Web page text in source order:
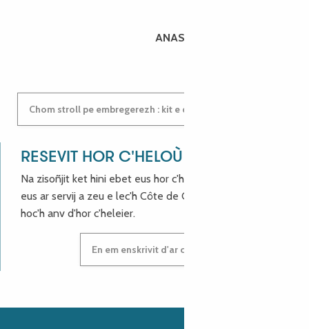
ANASTASYIA
Chom stroll pe embregerezh : kit e darempred ganeomp !
RESEVIT HOR C'HELOÙ !
Na zisoñjit ket hini ebet eus hor c'hinnigoù mat ha keleier
eus ar servij a zeu e lec'h Côte de Granit Rose, enskrivit
hoc'h anv d'hor c'heleier.
En em enskrivit d'ar c'heleier